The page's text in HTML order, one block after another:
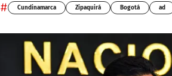
# Cundinamarca Zipaquirá Bogotá ad